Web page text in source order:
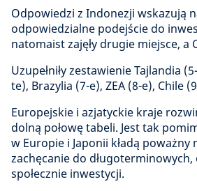
Odpowiedzi z Indonezji wskazują
odpowiedzialne podejście do
natomaist zajęły drugie miejsce, a
Uzupełniły zestawienie Tajlandia
te), Brazylia (7-e), ZEA (8-e), Chile
Europejskie i azjatyckie kraje
dolną połowę tabeli. Jest tak
w Europie i Japonii kładą poważny
zachęcanie do
społecznie inwestycji.